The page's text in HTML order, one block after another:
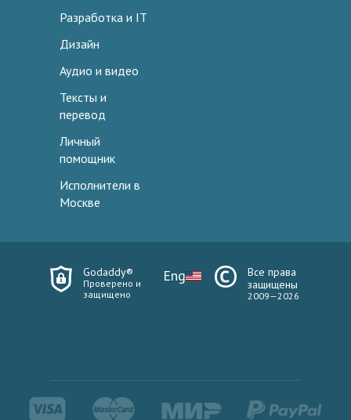
Разработка и IT
Дизайн
Аудио и видео
Тексты и
перевод
Личный
помощник
Исполнители в
Москве
Godaddy®
Проверено и
защищено
Eng
Все права
защищены
2009—2026